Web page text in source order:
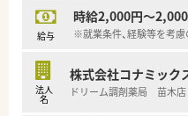
給与
時給2,000円～
※就業条件、経験等を考慮
法人
名
株式会社コナミック
ドリーム調剤薬局 苗木店